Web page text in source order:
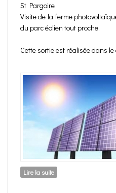
St Pargoire
Visite de la ferme
du parc éolien tout proche.
Cette sortie est réalisée dans
Lire la suitede Parc Photovoltaïque